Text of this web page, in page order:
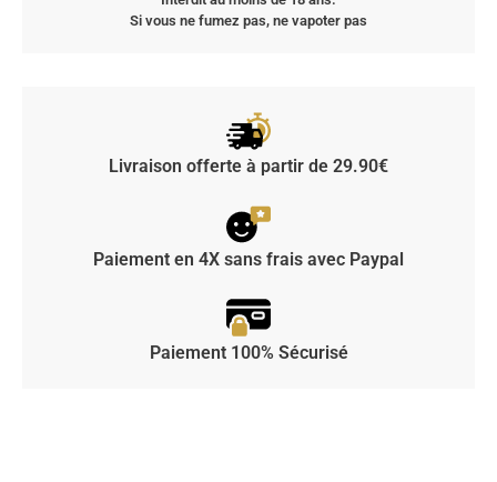
Si vous ne fumez pas, ne vapoter pas
Livraison offerte à partir de 29.90€
Paiement en 4X sans frais avec Paypal
Paiement 100% Sécurisé